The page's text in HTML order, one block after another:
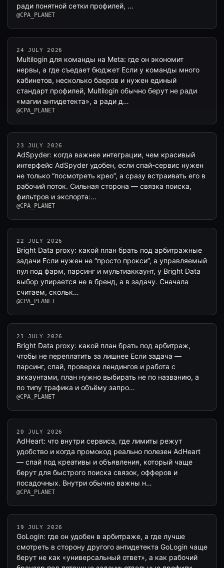
ради понятной сетки профилей, …
@CPA_PLANET
24 JULY 2026
Multilogin для команды на Meta: где он экономит
нервы, а где съедает бюджет Если у команды много
кабинетов, несколько баеров и нужен единый
стандарт профилей, Multilogin обычно берут не ради
«магии антидетекта», а ради д…
@CPA_PLANET
23 JULY 2026
AdSpyder: когда важнее интеграции, чем красивый
интерфейс AdSpyder удобен, если спай-сервис нужен
не только “посмотреть крео”, а сразу встраивать его в
рабочий поток. Сильная сторона — связка поиска,
фильтров и экспорта:…
@CPA_PLANET
22 JULY 2026
Bright Data proxy: какой план брать под арбитражные
задачи Если нужен не “просто прокси”, а управляемый
пул под фарм, парсинг и мультиаккаунт, у Bright Data
выбор упирается не в бренд, а в задачу. Сначала
считаем, скольк…
@CPA_PLANET
21 JULY 2026
Bright Data proxy: какой план брать под арбитраж,
чтобы не переплатить за лишнее Если задача —
парсинг, спай, проверка лендингов и работа с
аккаунтами, план нужно выбирать не по названию, а
по типу трафика и объёму запро…
@CPA_PLANET
20 JULY 2026
AdHeart: что внутри сервиса, где лимиты режут
удобство и когда промокод реально полезен AdHeart
— спай под креативы и объявления, который чаще
берут для быстрого поиска связок, офферов и
посадочных. Внутри обычно важны н…
@CPA_PLANET
19 JULY 2026
GoLogin: где он удобен в арбитраже, а где лучше
смотреть в сторону другого антидетекта GoLogin чаще
берут не как «универсальный ответ», а как рабочий